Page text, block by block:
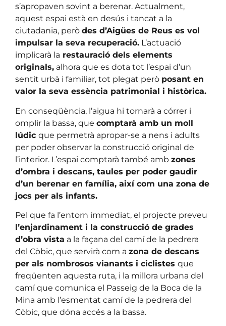
s’apropaven sovint a berenar. Actualment,
aquest espai està en desús i tancat a la
ciutadania, però des d’Aigües de Reus es vol
impulsar la seva recuperació. L’actuació
implicarà la restauració dels elements
originals, alhora que es dota tot l’espai d’un
sentit urbà i familiar, tot plegat però posant en
valor la seva essència patrimonial i històrica.
En conseqüència, l’aigua hi tornarà a córrer i
omplir la bassa, que comptarà amb un moll
lúdic que permetrà apropar-se a nens i adults
per poder observar la construcció original de
l’interior. L’espai comptarà també amb zones
d’ombra i descans, taules per poder gaudir
d’un berenar en família, així com una zona de
jocs per als infants.
Pel que fa l’entorn immediat, el projecte preveu
l’enjardinament i la construcció de grades
d’obra vista a la façana del camí de la pedrera
del Còbic, que servirà com a zona de descans
per als nombrosos vianants i ciclistes que
freqüenten aquesta ruta, i la millora urbana del
camí que comunica el Passeig de la Boca de la
Mina amb l’esmentat camí de la pedrera del
Còbic, que dóna accés a la bassa.